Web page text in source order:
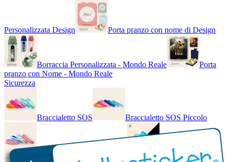
Personalizzata Design Porta pranzo con nome di Design
Borraccia Personalizzata - Mondo Reale
Porta
pranzo con Nome - Mondo Reale
Sicurezza
Braccialetto SOS Braccialetto SOS Piccolo
Braccialetto SOS - Bicolore Braccialetto SOS